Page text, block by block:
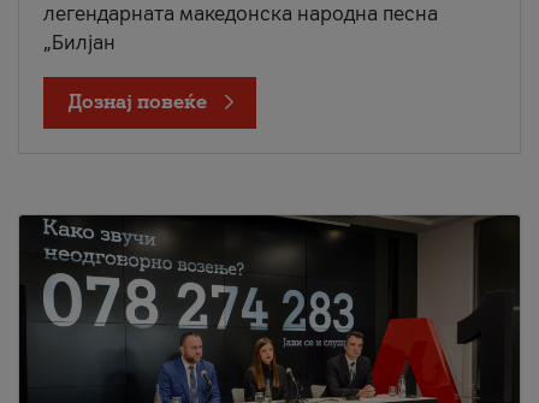
легендарната македонска народна песна
„Билјан
Дознај повеќе